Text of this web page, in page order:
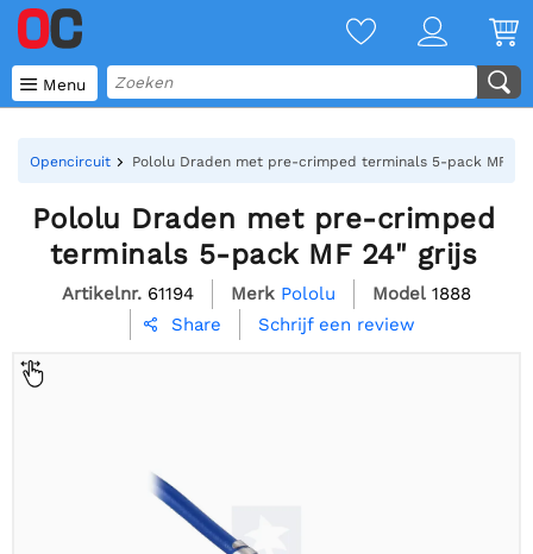
 Menu
Opencircuit Pololu Draden met pre-crimped terminals 5-pack MF
Pololu Draden met pre-crimped
terminals 5-pack MF 24" grijs
Artikelnr. 61194 Merk Pololu Model 1888
 Share Schrijf een review